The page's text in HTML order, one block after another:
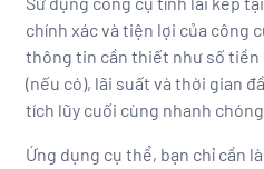
chính xác và tiện lợi của công
thông tin cần thiết như số tiền
(nếu có), lãi suất và thời gian
tích lũy cuối cùng nhanh chóng
Ứng dụng cụ thể, bạn chỉ cần